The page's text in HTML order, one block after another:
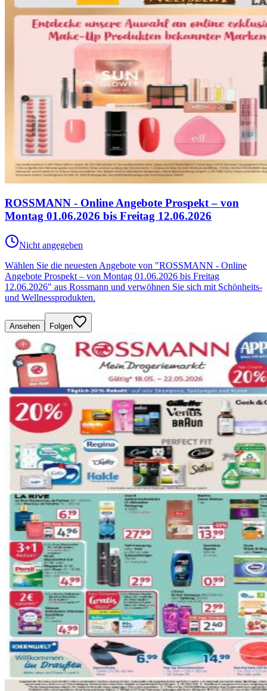
ROSSMANN - Online Angebote Prospekt – von
Montag 01.06.2026 bis Freitag 12.06.2026
Nicht angegeben
Wählen Sie die neuesten Angebote von "ROSSMANN - Online
Angebote Prospekt – von Montag 01.06.2026 bis Freitag
12.06.2026" aus Rossmann und verwöhnen Sie sich mit Schönheits-
und Wellnessprodukten.
Ansehen Folgen